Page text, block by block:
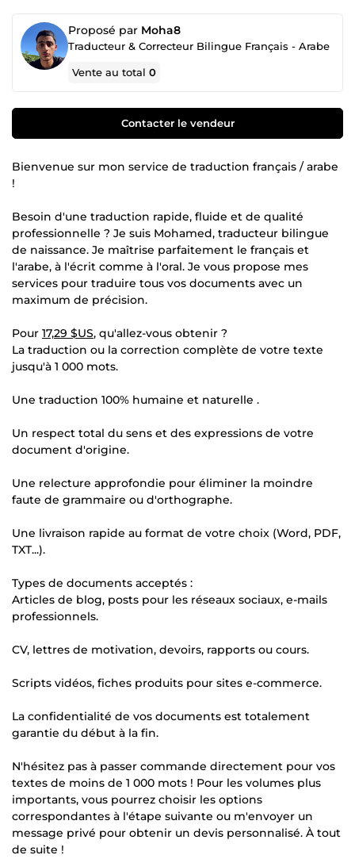
Proposé par Moha8
Traducteur & Correcteur Bilingue Français - Arabe
Vente au total0
Contacter le vendeur
Bienvenue sur mon service de traduction français / arabe
!
Besoin d'une traduction rapide, fluide et de qualité
professionnelle ? Je suis Mohamed, traducteur bilingue
de naissance. Je maîtrise parfaitement le français et
l'arabe, à l'écrit comme à l'oral. Je vous propose mes
services pour traduire tous vos documents avec un
maximum de précision.
Pour 17,29 $US, qu'allez-vous obtenir ?
La traduction ou la correction complète de votre texte
jusqu'à 1 000 mots.
Une traduction 100% humaine et naturelle .
Un respect total du sens et des expressions de votre
document d'origine.
Une relecture approfondie pour éliminer la moindre
faute de grammaire ou d'orthographe.
Une livraison rapide au format de votre choix (Word, PDF,
TXT...).
Types de documents acceptés :
Articles de blog, posts pour les réseaux sociaux, e-mails
professionnels.
CV, lettres de motivation, devoirs, rapports ou cours.
Scripts vidéos, fiches produits pour sites e-commerce.
La confidentialité de vos documents est totalement
garantie du début à la fin.
N'hésitez pas à passer commande directement pour vos
textes de moins de 1 000 mots ! Pour les volumes plus
importants, vous pourrez choisir les options
correspondantes à l'étape suivante ou m'envoyer un
message privé pour obtenir un devis personnalisé. À tout
de suite !